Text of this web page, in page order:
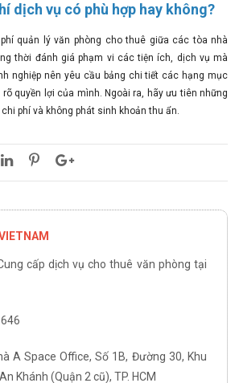
dịch vụ có phù hợp hay không?
quản lý văn phòng cho thuê giữa các tòa nhà
thời đánh giá phạm vi các tiện ích, dịch vụ mà
nghiệp nên yêu cầu bảng chi tiết các hạng mục
quyền lợi của mình. Ngoài ra, hãy ưu tiên những
phí và không phát sinh khoản thu ẩn.
cấp dịch vụ cho thuê văn phòng tại
A Space Office, Số 1B, Đường 30, Khu
Khánh (Quận 2 cũ), TP. HCM